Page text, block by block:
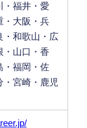
・福井・愛
・大阪・兵
・和歌山・広
・山口・香
・福岡・佐
・宮崎・鹿児